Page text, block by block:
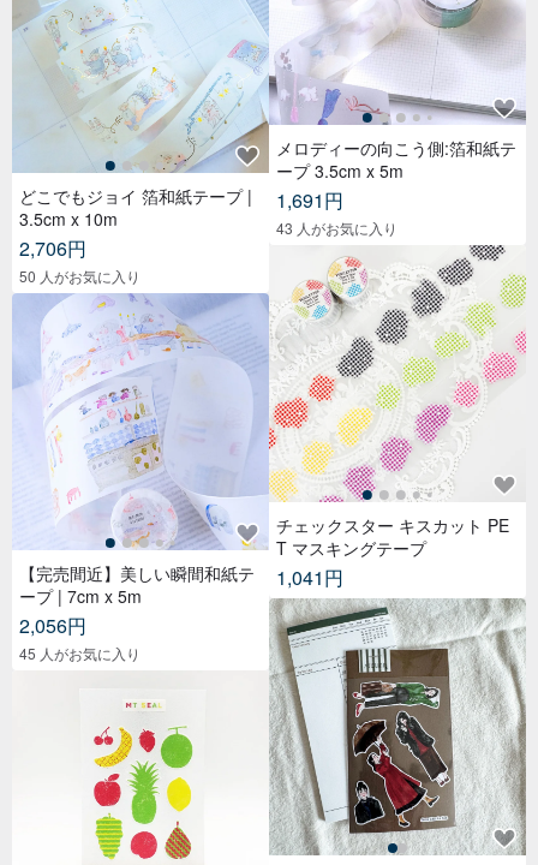
どこでもジョイ 箔和紙テープ |
3.5cm x 10m
2,706円
50 人がお気に入り
【完売間近】美しい瞬間和紙テ
ープ | 7cm x 5m
2,056円
45 人がお気に入り
メロディーの向こう側:箔和紙テ
ープ 3.5cm x 5m
1,691円
43 人がお気に入り
チェックスター キスカット PE
T マスキングテープ
1,041円